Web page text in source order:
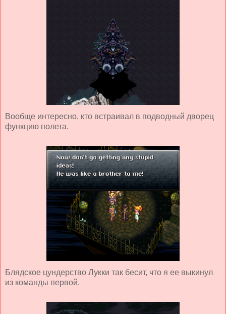
Вообще интересно, кто встраивал в подводный дворец
функцию полета.
Блядское цундерство Лукки так бесит, что я ее выкинул
из команды первой.